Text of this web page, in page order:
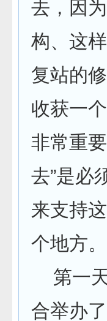
去，因
构、这
复站的
收获一
非常重
去”是必
来支持
个地方。
第一天
合举办